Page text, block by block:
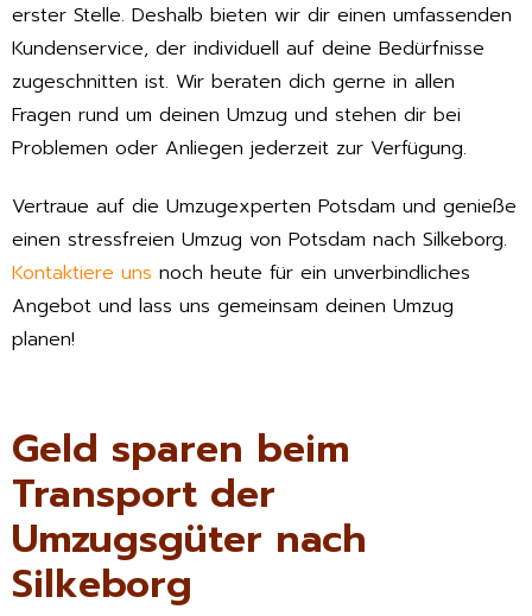
erster Stelle. Deshalb bieten wir dir einen umfassenden
Kundenservice, der individuell auf deine Bedürfnisse
zugeschnitten ist. Wir beraten dich gerne in allen
Fragen rund um deinen Umzug und stehen dir bei
Problemen oder Anliegen jederzeit zur Verfügung.
Vertraue auf die Umzugexperten Potsdam und genieße
einen stressfreien Umzug von Potsdam nach Silkeborg.
Kontaktiere uns noch heute für ein unverbindliches
Angebot und lass uns gemeinsam deinen Umzug
planen!
Geld sparen beim
Transport der
Umzugsgüter nach
Silkeborg